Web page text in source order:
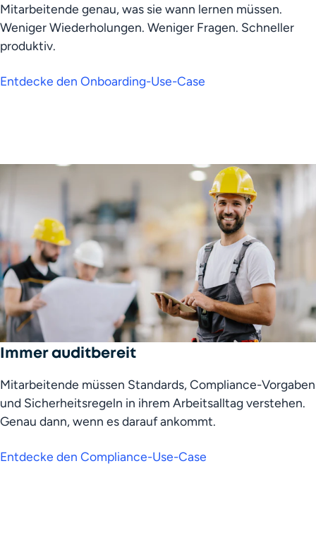
Mitarbeitende genau, was sie wann lernen müssen.
Weniger Wiederholungen. Weniger Fragen. Schneller
produktiv.
Entdecke den Onboarding-Use-Case
Immer auditbereit
Mitarbeitende müssen Standards, Compliance-Vorgaben
und Sicherheitsregeln in ihrem Arbeitsalltag verstehen.
Genau dann, wenn es darauf ankommt.
Entdecke den Compliance-Use-Case